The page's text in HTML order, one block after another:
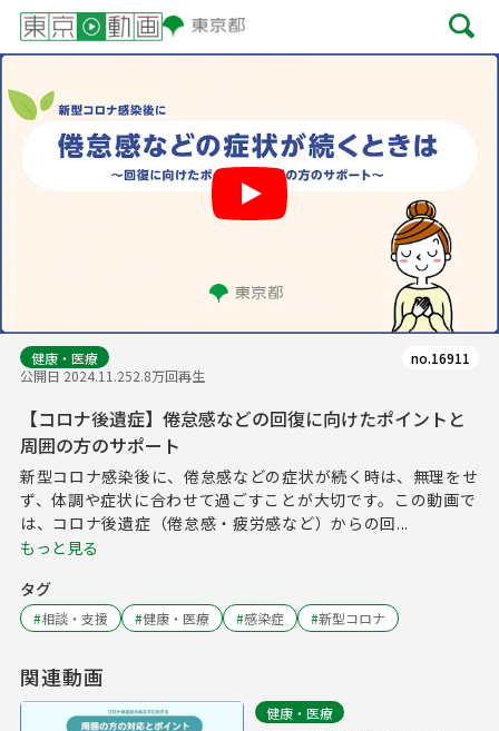
健康・医療
公開日 2024.11.252.8万回再生
no.16911
【コロナ後遺症】倦怠感などの回復に向けたポイントと
周囲の方のサポート
新型コロナ感染後に、倦怠感などの症状が続く時は、無理をせ
ず、体調や症状に合わせて過ごすことが大切です。この動画で
は、コロナ後遺症（倦怠感・疲労感など）からの回...
もっと見る
タグ
#相談・支援 #健康・医療 #感染症 #新型コロナ
関連動画
健康・医療